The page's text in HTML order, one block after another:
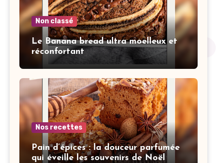
Non classé
Le Banana bread ultra moelleux et
réconfortant
Nos recettes
Pain d’épices : la douceur parfumée
qui éveille les souvenirs de Noël